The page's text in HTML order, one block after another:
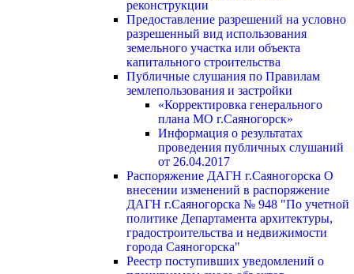
реконструкции
Предоставление разрешений на условно
разрешенный вид использования
земельного участка или объекта
капитального строительства
Публичные слушания по Правилам
землепользования и застройки
«Корректировка генерального
плана МО г.Саяногорск»
Информация о результатах
проведения публичных слушаний
от 26.04.2017
Распоряжение ДАГН г.Саяногорска О
внесении изменений в распоряжение
ДАГН г.Саяногорска № 948 "По учетной
политике Департамента архитектуры,
градостроительства и недвижимости
города Саяногорска"
Реестр поступивших уведомлений о